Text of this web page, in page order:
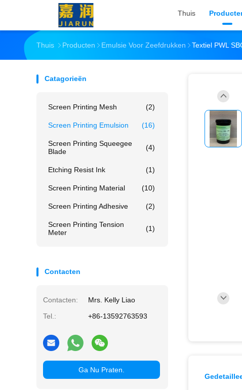
Thuis
Thuis Producten Emulsie Voor Zeefdrukken Textiel PWL
Catagorieën
Screen Printing Mesh (2)
Screen Printing Emulsion (16)
Screen Printing Squeegee
Blade
(4)
Etching Resist Ink (1)
Screen Printing Material (10)
Screen Printing Adhesive (2)
Screen Printing Tension
Meter
(1)
Contacten
Contacten:
Mrs. Kelly Liao
Tel.:
+86-13592763593
Ga Nu Praten.